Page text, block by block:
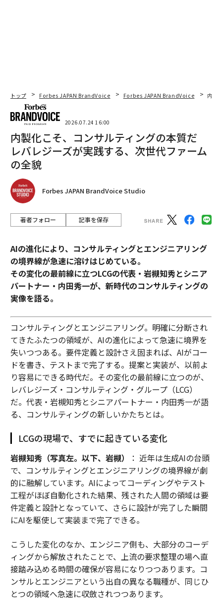
トップ Forbes JAPAN BrandVoice Forbes JAPAN BrandVoice 内製
2026.07.24 16:00
内製化こそ、コンサルティングの本質だ
レバレジーズが実践する、次世代ファーム
の全貌
Forbes JAPAN BrandVoice Studio
著者フォロー 記事を保存
AIの進化により、コンサルティングとエンジニアリング
の境界線が急速に溶けはじめている。
その変化の最前線に立つLCGの代表・岩槻知秀とシニア
パートナー・内田秀一が、新時代のコンサルティングの
実像を語る。
コンサルティングとエンジニアリング。明確に分断され
てきたふたつの領域が、AIの進化によって急速に境界を
失いつつある。要件定義と設計さえ固まれば、AIがコー
ドを書き、テストまで完了する。提案と実装が、以前よ
り容易にできる時代だ。その変化の最前線に立つのが、
レバレジーズ・コンサルティング・グループ（LCG）
だ。代表・岩槻知秀とシニアパートナー・内田秀一が語
る、コンサルティングの新しいかたちとは。
LCGの現場で、すでに起きている変化
岩槻知秀（写真左。以下、岩槻）
： 近年は生成AIの台頭
で、コンサルティングとエンジニアリングの境界線が劇
的に融解しています。AIによってコーディングやテスト
工程がほぼ自動化された結果、残された人間の領域は要
件定義と設計となっていて、さらに設計が完了した瞬間
にAIを駆使して実装まで完了できる。
こうした変化のなか、エンジニア側も、大部分のコーデ
ィングから解放されたことで、上流の要求整理の場へ直
接踏み込める時間の確保が容易になりつつあります。コ
ンサルとエンジニアという出自の異なる職種が、同じひ
とつの領域へ急速に収斂されつつあります。